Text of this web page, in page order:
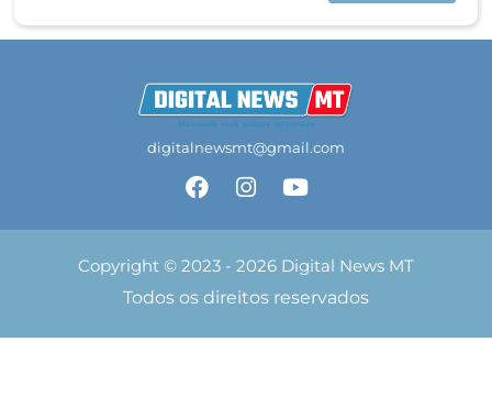
digitalnewsmt@gmail.com
Copyright © 2023 - 2026 Digital News MT
Todos os direitos reservados